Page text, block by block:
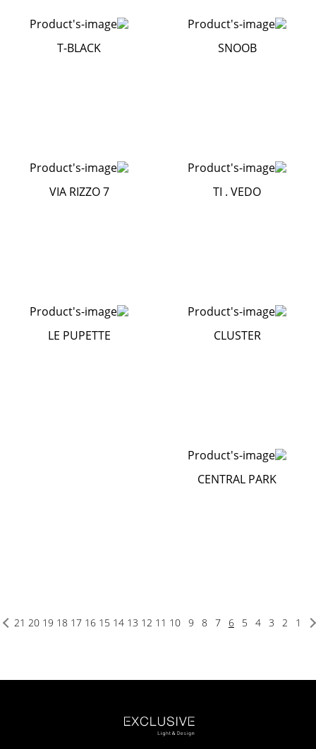
SNOOB
T-BLACK
TI . VEDO
VIA RIZZO 7
CLUSTER
LE PUPETTE
CENTRAL PARK
1
2
3
4
5
6
7
8
9
10
11
12
13
14
15
16
17
18
19
20
21